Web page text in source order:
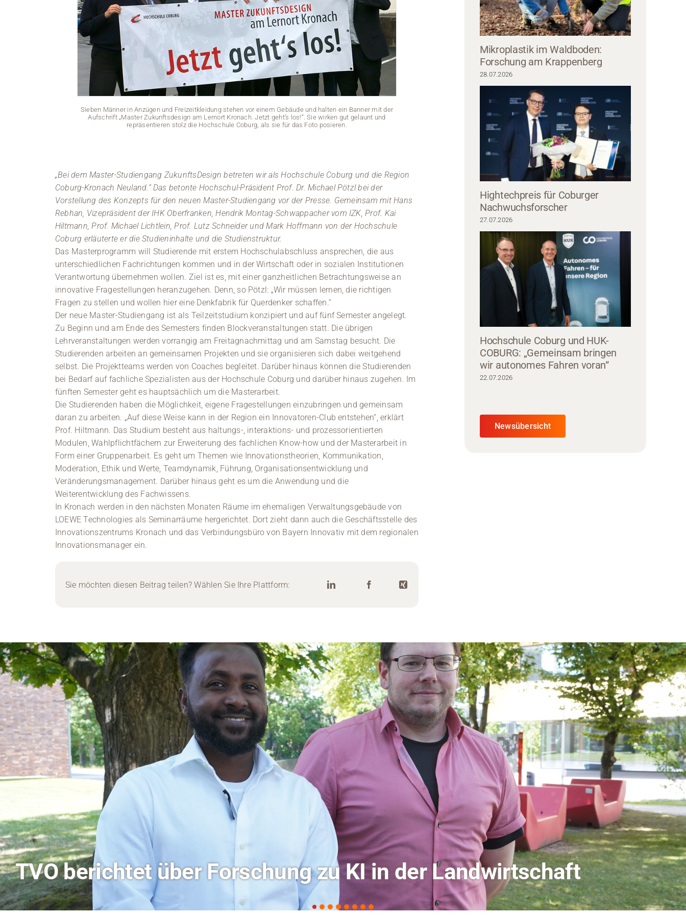
Sieben Männer in Anzügen und Freizeitkleidung stehen vor einem Gebäude und halten ein Banner mit der
Aufschrift „Master Zukunftsdesign am Lernort Kronach. Jetzt geht’s los!“. Sie wirken gut gelaunt und
repräsentieren stolz die Hochschule Coburg, als sie für das Foto posieren.
Sieben Männer in Anzügen und Freizeitkleidung stehen vor einem Gebäude und halten
Aufschrift „Master Zukunftsdesign am Lernort Kronach. Jetzt geht’s los!“. Sie wirken
repräsentieren stolz die Hochschule Coburg, als sie für das Foto posieren.
„Bei dem Master-Studiengang ZukunftsDesign betreten wir als Hochschule Coburg und die Region
Coburg-Kronach Neuland.“ Das betonte Hochschul-Präsident Prof. Dr. Michael Pötzl bei der
Vorstellung des Konzepts für den neuen Master-Studiengang vor der Presse. Gemeinsam mit Hans
Rebhan, Vizepräsident der IHK Oberfranken, Hendrik Montag-Schwappacher vom IZK, Prof. Kai
Hiltmann, Prof. Michael Lichtlein, Prof. Lutz Schneider und Mark Hoffmann von der Hochschule
Coburg erläuterte er die Studieninhalte und die Studienstruktur.
Das Masterprogramm will Studierende mit erstem Hochschulabschluss ansprechen, die aus
unterschiedlichen Fachrichtungen kommen und in der Wirtschaft oder in sozialen Institutionen
Verantwortung übernehmen wollen. Ziel ist es, mit einer ganzheitlichen Betrachtungsweise an
innovative Fragestellungen heranzugehen. Denn, so Pötzl: „Wir müssen lernen, die richtigen
Fragen zu stellen und wollen hier eine Denkfabrik für Querdenker schaffen.“
Der neue Master-Studiengang ist als Teilzeitstudium konzipiert und auf fünf Semester angelegt.
Zu Beginn und am Ende des Semesters finden Blockveranstaltungen statt. Die übrigen
Lehrveranstaltungen werden vorrangig am Freitagnachmittag und am Samstag besucht. Die
Studierenden arbeiten an gemeinsamen Projekten und sie organisieren sich dabei weitgehend
selbst. Die Projektteams werden von Coaches begleitet. Darüber hinaus können die Studierenden
bei Bedarf auf fachliche Spezialisten aus der Hochschule Coburg und darüber hinaus zugehen. Im
fünften Semester geht es hauptsächlich um die Masterarbeit.
Die Studierenden haben die Möglichkeit, eigene Fragestellungen einzubringen und gemeinsam
daran zu arbeiten. „Auf diese Weise kann in der Region ein Innovatoren-Club entstehen“, erklärt
Prof. Hiltmann. Das Studium besteht aus haltungs-, interaktions- und prozessorientierten
Modulen, Wahlpflichtfächern zur Erweiterung des fachlichen Know-how und der Masterarbeit in
Form einer Gruppenarbeit. Es geht um Themen wie Innovationstheorien, Kommunikation,
Moderation, Ethik und Werte, Teamdynamik, Führung, Organisationsentwicklung und
Veränderungsmanagement. Darüber hinaus geht es um die Anwendung und die
Weiterentwicklung des Fachwissens.
In Kronach werden in den nächsten Monaten Räume im ehemaligen Verwaltungsgebäude von
LOEWE Technologies als Seminarräume hergerichtet. Dort zieht dann auch die Geschäftsstelle des
Innovationszentrums Kronach und das Verbindungsbüro von Bayern Innovativ mit dem regionalen
Innovationsmanager ein.
Sie möchten diesen Beitrag teilen? Wählen Sie Ihre Plattform:
Mikroplastik im Waldboden:
Forschung am Krappenberg
28.07.2026
Hightechpreis für Coburger
Nachwuchsforscher
27.07.2026
Hochschule Coburg und HUK-
COBURG: „Gemeinsam bringen
wir autonomes Fahren voran“
22.07.2026
Newsübersicht
Hitze-Aktionstag: Hochschule Coburg im Radio Bamberg